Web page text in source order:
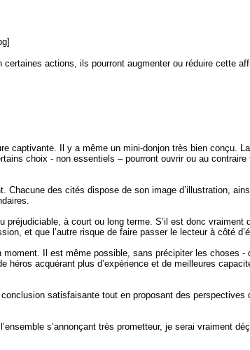
actions, ils pourront augmenter ou réduire cette
captivante. Il y a même un mini-donjon très bien conçu.
choix - non essentiels – pourront ouvrir ou au contraire
des cités dispose de son image d’illustration,
à court ou long terme. S’il est donc vraiment
et que l’autre risque de faire passer le lecteur à côté
Il est même possible, sans précipiter les choses -
acquérant plus d’expérience et de meilleures
satisfaisante tout en proposant des
s’annonçant très prometteur, je serai vraiment